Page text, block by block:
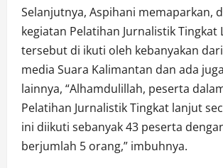
Selanjutnya, Aspihani memaparkan,
kegiatan Pelatihan Jurnalistik Tingkat
tersebut di ikuti oleh kebanyakan
media Suara Kalimantan dan ada
lainnya, “Alhamdulillah, peserta
Pelatihan Jurnalistik Tingkat lanjut
ini diikuti sebanyak 43 peserta
berjumlah 5 orang,” imbuhnya.